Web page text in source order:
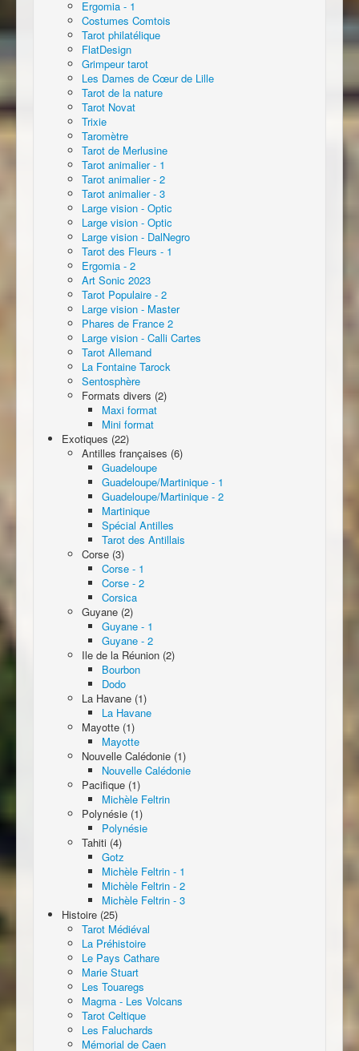
Ergomia - 1
Costumes Comtois
Tarot philatélique
FlatDesign
Grimpeur tarot
Les Dames de Cœur de Lille
Tarot de la nature
Tarot Novat
Trixie
Taromètre
Tarot de Merlusine
Tarot animalier - 1
Tarot animalier - 2
Tarot animalier - 3
Large vision - Optic
Large vision - Optic
Large vision - DalNegro
Tarot des Fleurs - 1
Ergomia - 2
Art Sonic 2023
Tarot Populaire - 2
Large vision - Master
Phares de France 2
Large vision - Calli Cartes
Tarot Allemand
La Fontaine Tarock
Sentosphère
Formats divers (2)
Maxi format
Mini format
Exotiques (22)
Antilles françaises (6)
Guadeloupe
Guadeloupe/Martinique - 1
Guadeloupe/Martinique - 2
Martinique
Spécial Antilles
Tarot des Antillais
Corse (3)
Corse - 1
Corse - 2
Corsica
Guyane (2)
Guyane - 1
Guyane - 2
Ile de la Réunion (2)
Bourbon
Dodo
La Havane (1)
La Havane
Mayotte (1)
Mayotte
Nouvelle Calédonie (1)
Nouvelle Calédonie
Pacifique (1)
Michèle Feltrin
Polynésie (1)
Polynésie
Tahiti (4)
Gotz
Michèle Feltrin - 1
Michèle Feltrin - 2
Michèle Feltrin - 3
Histoire (25)
Tarot Médiéval
La Préhistoire
Le Pays Cathare
Marie Stuart
Les Touaregs
Magma - Les Volcans
Tarot Celtique
Les Faluchards
Mémorial de Caen